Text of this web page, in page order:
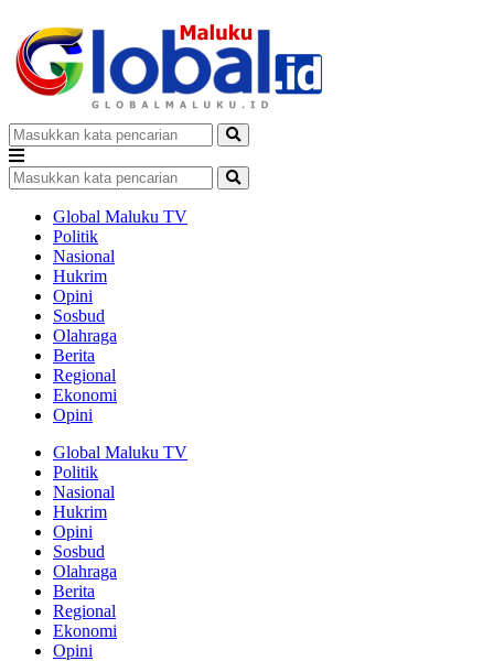
Global Maluku TV
Politik
Nasional
Hukrim
Opini
Sosbud
Olahraga
Berita
Regional
Ekonomi
Opini
Global Maluku TV
Politik
Nasional
Hukrim
Opini
Sosbud
Olahraga
Berita
Regional
Ekonomi
Opini